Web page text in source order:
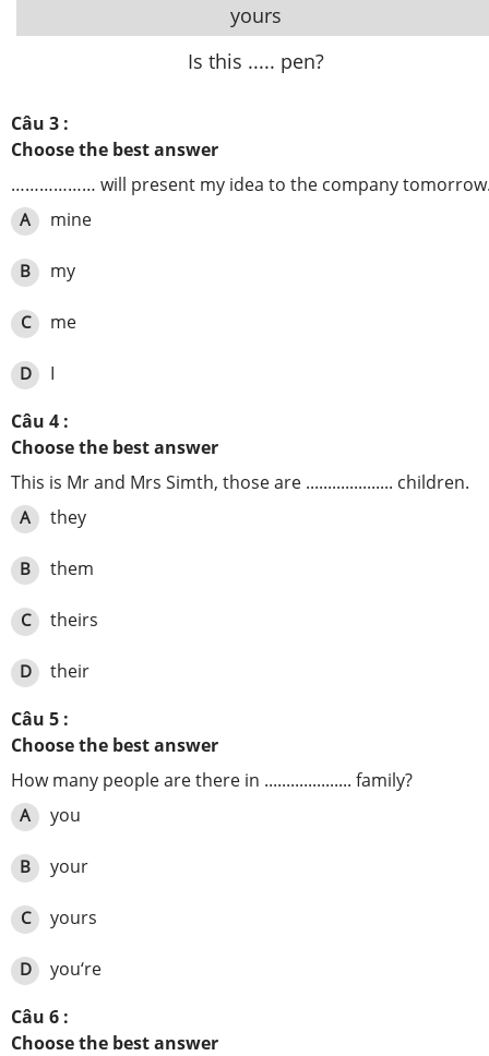
yours
Is this ..... pen?
Câu 3 :
Choose the best answer
……………… will present my idea to the company
A mine
B my
C me
D
I
Câu 4 :
Choose the best answer
This is Mr and Mrs Simth, those are .................... children.
A they
B them
C theirs
D
their
Câu 5 :
Choose the best answer
How many people are there in .................... family?
A you
B your
C yours
D
you‘re
Câu 6 :
Choose the best answer